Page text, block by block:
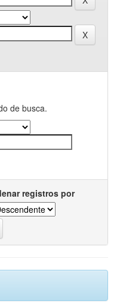
de busca.
registros por